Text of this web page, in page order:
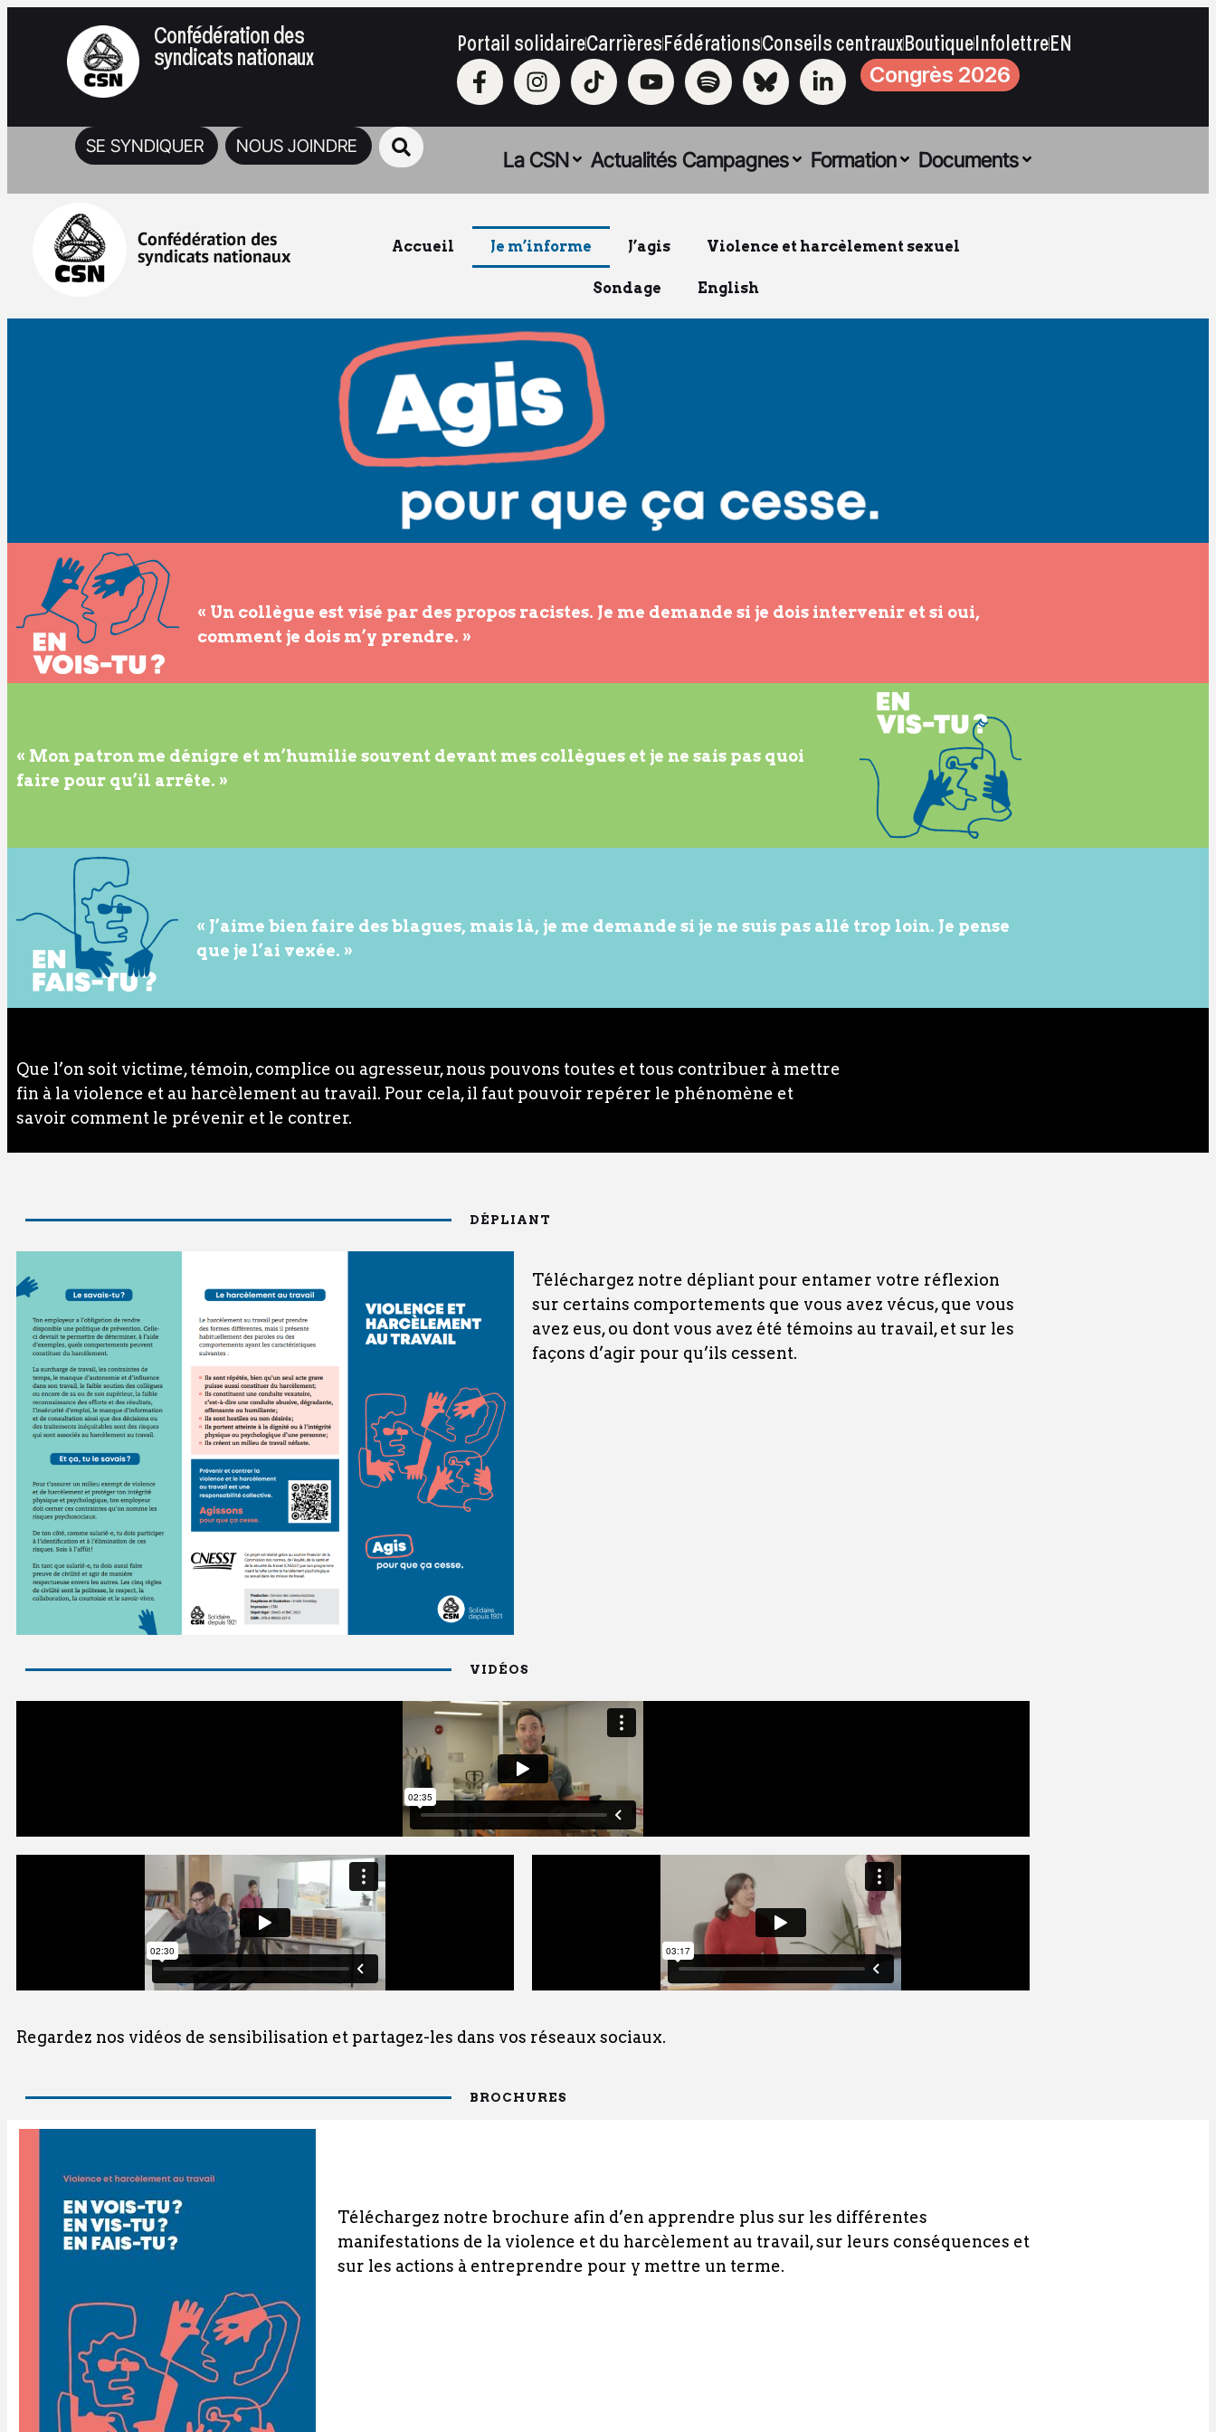
Confédération des
syndicats nationaux Portail solidaireCarrièresFédérationsConseils centrauxBoutiqueInfolettreEN
Congrès 2026
SE SYNDIQUER NOUS JOINDRE
La CSN Actualités Campagnes Formation Documents
Accueil Je m’informe J’agis Violence et harcèlement sexuel
Sondage English
« Un collègue est visé par des propos racistes. Je me demande si je dois intervenir et si oui,
comment je dois m’y prendre. »
« Mon patron me dénigre et m’humilie souvent devant mes collègues et je ne sais pas quoi
faire pour qu’il arrête. »
« J’aime bien faire des blagues, mais là, je me demande si je ne suis pas allé trop loin. Je pense
que je l’ai vexée. »
Que l’on soit victime, témoin, complice ou agresseur, nous pouvons toutes et tous contribuer à mettre
fin à la violence et au harcèlement au travail. Pour cela, il faut pouvoir repérer le phénomène et
savoir comment le prévenir et le contrer.
DÉPLIANT
Téléchargez notre dépliant pour entamer votre réflexion
sur certains comportements que vous avez vécus, que vous
avez eus, ou dont vous avez été témoins au travail, et sur les
façons d’agir pour qu’ils cessent.
VIDÉOS
Regardez nos vidéos de sensibilisation et partagez-les dans vos réseaux sociaux.
BROCHURES
Téléchargez notre brochure afin d’en apprendre plus sur les différentes
manifestations de la violence et du harcèlement au travail, sur leurs conséquences et
sur les actions à entreprendre pour y mettre un terme.